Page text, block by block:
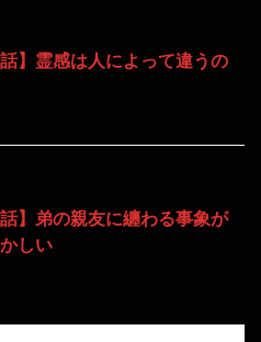
話】霊感は人によって違うの
話】弟の親友に纏わる事象が
しい